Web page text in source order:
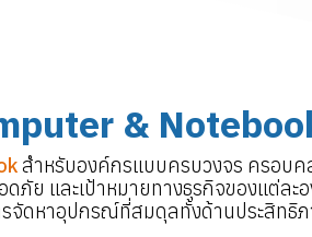
&
สำหรับองค์กรแบบครบวงจร ครอบ
ย และเป้าหมายทางธุรกิจของแต่ละ
จัดหาอุปกรณ์ที่สมดุลทั้งด้านประสิทธิ